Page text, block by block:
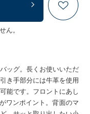
ん。
ッグ。長くお使いいただ
き手部分には牛革を使用
能です。フロントにあし
ワンポイント。背面のマ